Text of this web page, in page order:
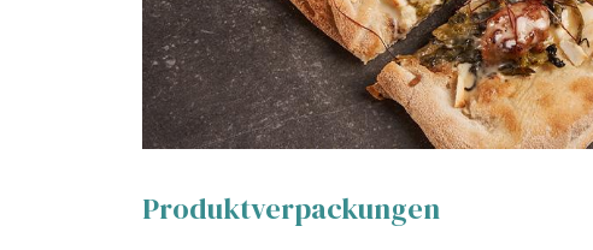
Produktverpackungen